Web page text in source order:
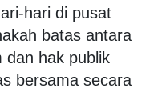
hari di pusat
batas antara
dan hak publik
bersama secara